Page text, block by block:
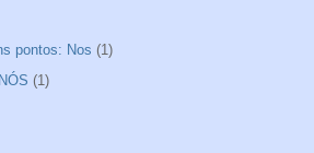
pontos: Nos (1)
(1)